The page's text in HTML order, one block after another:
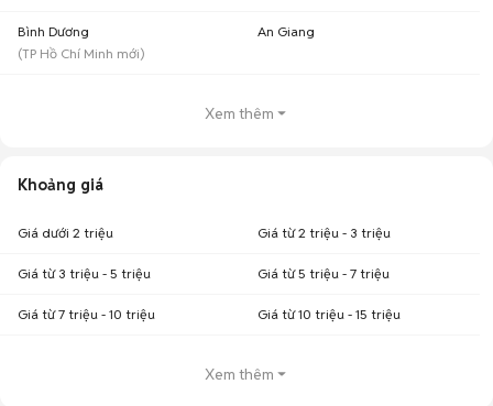
Bình Dương
(TP Hồ Chí Minh mới)
An Giang
Xem thêm
Khoảng giá
Giá dưới 2 triệu Giá từ 2 triệu - 3 triệu
Giá từ 3 triệu - 5 triệu Giá từ 5 triệu - 7 triệu
Giá từ 7 triệu - 10 triệu Giá từ 10 triệu - 15 triệu
Xem thêm